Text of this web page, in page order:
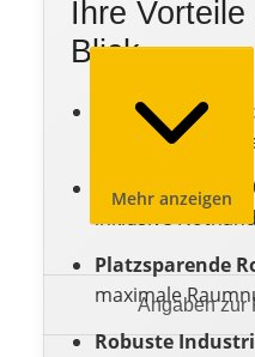
Ihre
Blick
reduzierte
Elektrischer
inklusive
Platzsparende
maximale
Robuste
Mehr anzeigen
Angaben zur